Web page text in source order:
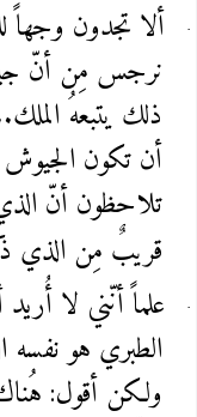
ألا تجدون وجهاً
نرجس مِن أنّ
ذلك يتبعهُ
أن تكون الجيوش
تلاحظون أنّ
قريبٌ مِن الذي
علماً أنّني لا
الطبري هو
ولكن أقول: